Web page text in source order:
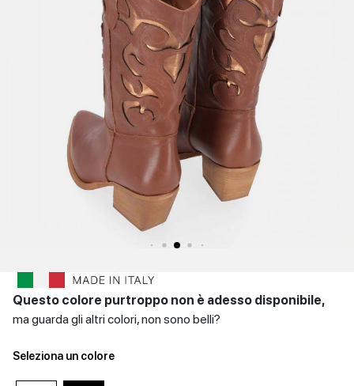
CONTATTI
FR
Scarpe con tacco
Scarpe basse
Questo colore purtroppo non è adesso disponibile,
ma guarda gli altri colori, non sono belli?
Seleziona un colore